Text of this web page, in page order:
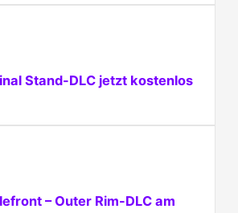
Stand-DLC jetzt kostenlos
– Outer Rim-DLC am